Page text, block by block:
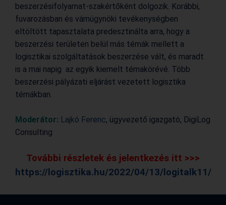
beszerzésifolyamat-szakértőként dolgozik. Korábbi,
fuvarozásban és vámügynöki tevékenységben
eltöltött tapasztalata predesztinálta arra, hogy a
beszerzési területen belül más témák mellett a
logisztikai szolgáltatások beszerzése vált, és maradt
is a mai napig az egyik kiemelt témakörévé. Több
beszerzési pályázati eljárást vezetett logisztika
témákban.
Moderátor: Lajkó Ferenc, ügyvezető igazgató, DigiLog
Consulting
További részletek és jelentkezés itt >>>
https://logisztika.hu/2022/04/13/logitalk11/